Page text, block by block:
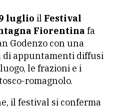
luglio il Festival
Fiorentina fa
Godenzo con una
di appuntamenti diffusi
le frazioni e i
romagnolo.
il festival si conferma